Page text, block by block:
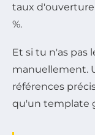
taux d'ouverture
%.
Et si tu n'as pas
manuellement.
références
qu'un template